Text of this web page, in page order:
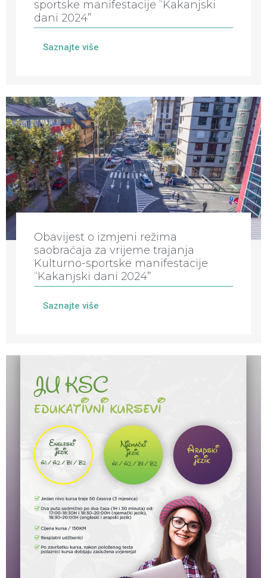
sportske manifestacije “Kakanjski
dani 2024”
Saznajte više
Obavijest o izmjeni režima
saobraćaja za vrijeme trajanja
Kulturno-sportske manifestacije
“Kakanjski dani 2024”
Saznajte više